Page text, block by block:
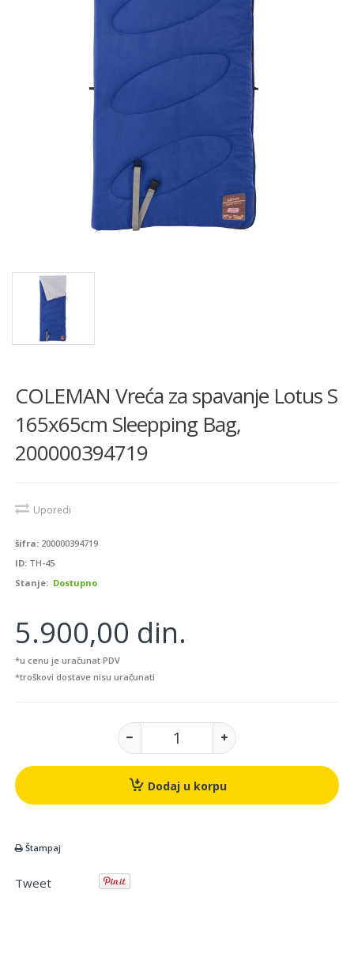
COLEMAN Vreća za spavanje Lotus S
165x65cm Sleepping Bag,
200000394719
Uporedi
šifra: 200000394719
ID: TH-45
Stanje: Dostupno
5.900,00 din.
*u cenu je uračunat PDV
*troškovi dostave nisu uračunati
Dodaj u korpu
Štampaj
Tweet